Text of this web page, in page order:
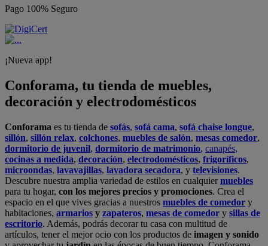
Pago 100% Seguro
¡Nueva app!
Conforama, tu tienda de muebles,
decoración y electrodomésticos
Conforama es tu tienda de sofás, sofá cama, sofá chaise longue,
sillón, sillón relax, colchones, muebles de salón, mesas comedor,
dormitorio de juvenil, dormitorio de matrimonio, canapés,
cocinas a medida, decoración, electrodomésticos, frigoríficos,
microondas, lavavajillas, lavadora secadora, y televisiones.
Descubre nuestra amplia variedad de estilos en cualquiermuebles
para tu hogar, con los mejores precios y promociones. Crea el
espacio en el que vives gracias a nuestros muebles de comedor y
habitaciones, armarios y zapateros, mesas de comedor y sillas de
escritorio. Además, podrás decorar tu casa con multitud de
artículos, tener el mejor ocio con los productos de imagen y sonido